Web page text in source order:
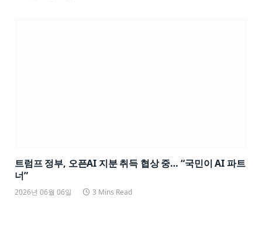
트럼프 정부, 오픈AI 지분 취득 협상 중… “국민이 AI 파트
너”
2026년 06월 06일 3 Mins Read